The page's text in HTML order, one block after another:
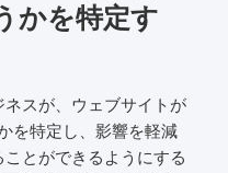
かを特定す
スが、ウェブサイトが
を特定し、影響を軽減
とができるようにする